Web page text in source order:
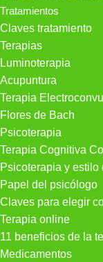
Tratamientos
Claves tratamiento
Terapias
Luminoterapia
Acupuntura
Terapia
Flores de Bach
Psicoterapia
Terapia Cognitiva
Psicoterapia y estilo
Papel del psicólogo
Claves para elegir
Terapia online
11 beneficios de la
Medicamentos